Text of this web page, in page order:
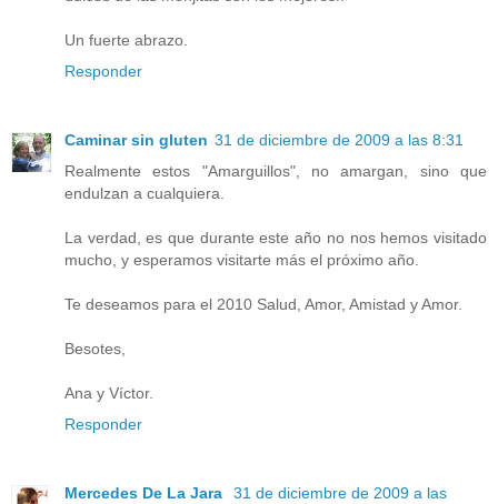
Un fuerte abrazo.
Responder
Caminar sin gluten 31 de diciembre de 2009 a las 8:31
Realmente estos "Amarguillos", no amargan, sino que
endulzan a cualquiera.
La verdad, es que durante este año no nos hemos visitado
mucho, y esperamos visitarte más el próximo año.
Te deseamos para el 2010 Salud, Amor, Amistad y Amor.
Besotes,
Ana y Víctor.
Responder
Mercedes De La Jara
31 de diciembre de 2009 a las